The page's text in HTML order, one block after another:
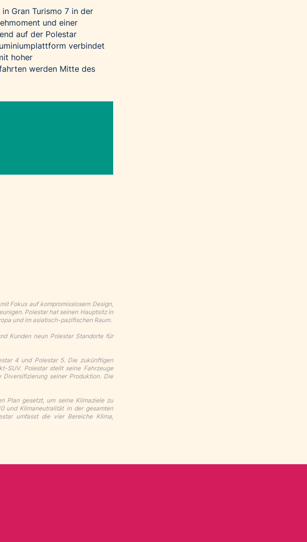
Gran Turismo 7 in der
und einer
auf der Polestar
verbindet
hoher
werden Mitte des
Fokus auf kompromisslosem Design,
Polestar hat seinen Hauptsitz in
und im asiatisch-pazifischen Raum.
Kunden neun Polestar Standorte für
4 und Polestar 5. Die zukünftigen
SUV. Polestar stellt seine Fahrzeuge
seiner Produktion. Die
Plan gesetzt, um seine Klimaziele zu
und Klimaneutralität in der gesamten
umfasst die vier Bereiche Klima,